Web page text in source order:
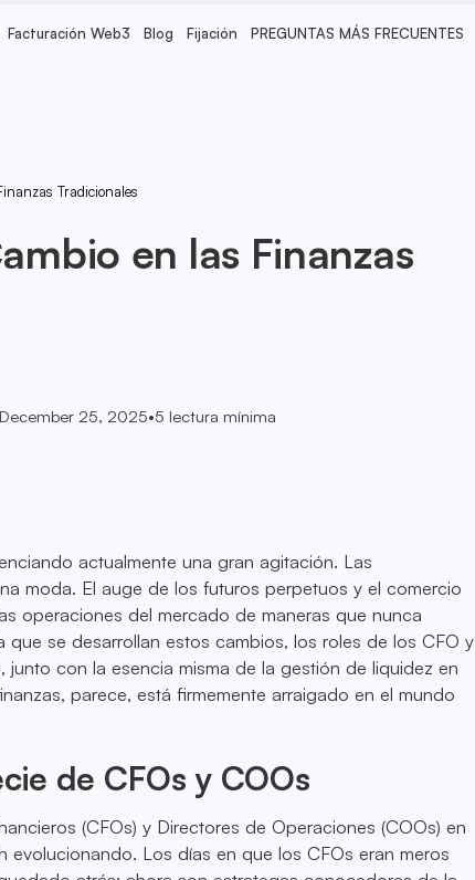
Facturación Web3 Blog Fijación PREGUNTAS MÁS FRECUENTES
Tradicionales
en las Finanzas
December 25, 2025•5 lectura mínima
actualmente una gran agitación. Las
moda. El auge de los futuros perpetuos y el comercio
operaciones del mercado de maneras que nunca
que se desarrollan estos cambios, los roles de los CFO y
junto con la esencia misma de la gestión de liquidez en
parece, está firmemente arraigado en el mundo
de CFOs y COOs
(CFOs) y Directores de Operaciones (COOs) en
evolucionando. Los días en que los CFOs eran meros